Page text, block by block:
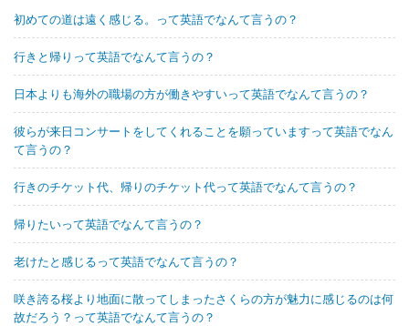
初めての道は遠く感じる。って英語でなんて言うの？
行きと帰りって英語でなんて言うの？
日本よりも海外の職場の方が働きやすいって英語でなんて言うの？
彼らが来日コンサートをしてくれることを願っていますって英語でなん
て言うの？
行きのチケット代、帰りのチケット代って英語でなんて言うの？
帰りたいって英語でなんて言うの？
老けたと感じるって英語でなんて言うの？
咲き誇る桜より地面に散ってしまったさくらの方が魅力に感じるのは何
故だろう？って英語でなんて言うの？